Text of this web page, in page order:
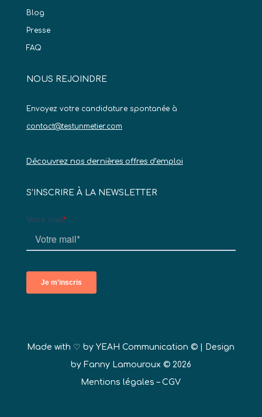
Blog
Presse
FAQ
NOUS REJOINDRE
Envoyez votre candidature spontanée à
contact@testunmetier.com
Découvrez nos dernières offres d’emploi
S’INSCRIRE À LA NEWSLETTER
Made with ♡ byYEAH Communication © | Design
by Fanny Lamouroux © 2026
Mentions légales –CGV